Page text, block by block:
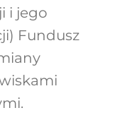
i jego
Fundusz